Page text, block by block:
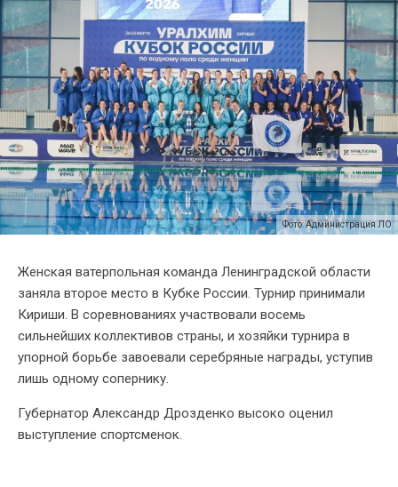
Фото: Администрация ЛО
Женская ватерпольная команда Ленинградской области
заняла второе место в Кубке России. Турнир принимали
Кириши. В соревнованиях участвовали восемь
сильнейших коллективов страны, и хозяйки турнира в
упорной борьбе завоевали серебряные награды, уступив
лишь одному сопернику.
Губернатор Александр Дрозденко высоко оценил
выступление спортсменок.